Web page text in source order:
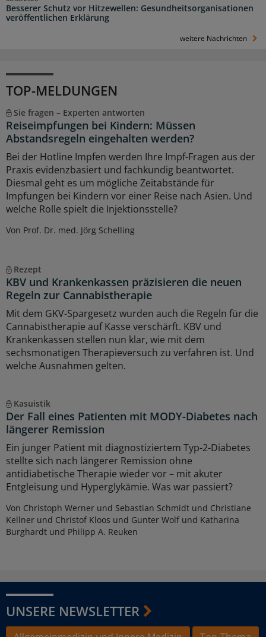
Besserer Schutz vor Hitzewellen: Gesundheitsorganisationen
veröffentlichen Erklärung
weitere Nachrichten
TOP-MELDUNGEN
Sie fragen – Experten antworten
Reiseimpfungen bei Kindern: Müssen
Abstandsregeln eingehalten werden?
Bei der Hotline Impfen werden Ihre Impf-Fragen aus der
Praxis evidenzbasiert und fachkundig beantwortet.
Diesmal geht es um mögliche Zeitabstände für
Impfungen bei Kindern vor einer Reise nach Asien. Und
welche Rolle spielt die Injektionsstelle?
Von Prof. Dr. med. Jörg Schelling
Rezept
KBV und Krankenkassen präzisieren die neuen
Regeln zur Cannabistherapie
Mit dem GKV-Spargesetz wurden auch die Regeln für die
Cannabistherapie auf Kasse verschärft. KBV und
Krankenkassen stellen nun klar, wie mit dem
sechsmonatigen Therapieversuch zu verfahren ist. Und
welche Ausnahmen gelten.
Kasuistik
Der Fall eines Patienten mit MODY-Diabetes nach
längerer Remission
Ein junger Patient mit diagnostiziertem Typ-2-Diabetes
stellte sich nach längerer Remission ohne
antidiabetische Therapie wieder vor – mit akuter
Entgleisung und Hyperglykämie. Was war passiert?
Von Christoph Werner und Sebastian Schmidt und Christiane
Kellner und Christof Kloos und Gunter Wolf und Katharina
Burghardt und Philipp A. Reuken
UNSERE NEWSLETTER